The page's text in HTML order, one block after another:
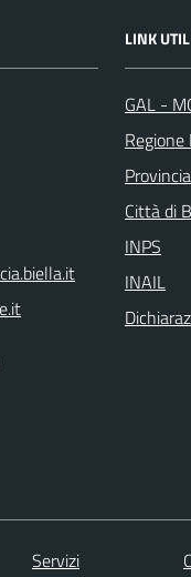
LINK
GAL -
Città di
INPS
INAIL
Servizi